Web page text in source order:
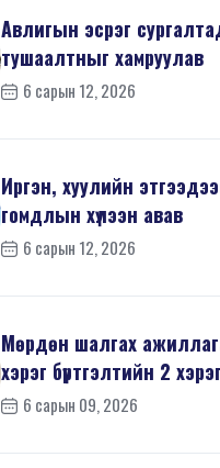
Авлигын эсрэг
тушаалтныг хамруулав
6 сарын 12, 2026
Иргэн, хуулийн
гомдлын хүлээн авав
6 сарын 12, 2026
Мөрдөн шалгах
6 сарын 09, 2026